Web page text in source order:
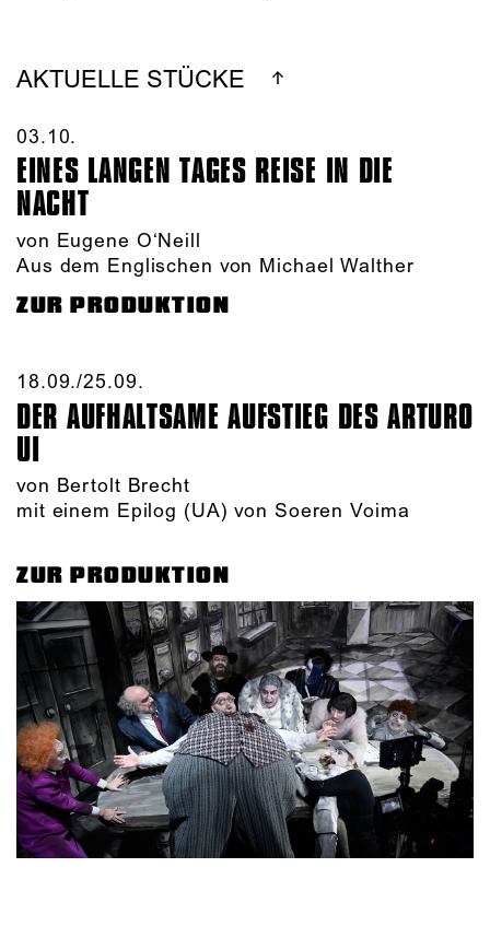
AKTUELLE STÜCKE
03.10.​
EINES LANGEN TAGES REISE IN DIE
NACHT
von Eugene O‘Neill
Aus dem Englischen von Michael Walther
ZUR PRODUKTION
18.09./​25.09.​
DER AUFHALTSAME AUFSTIEG DES ARTURO
UI
von Bertolt Brecht
mit einem Epilog (UA) von Soeren Voima
ZUR PRODUKTION